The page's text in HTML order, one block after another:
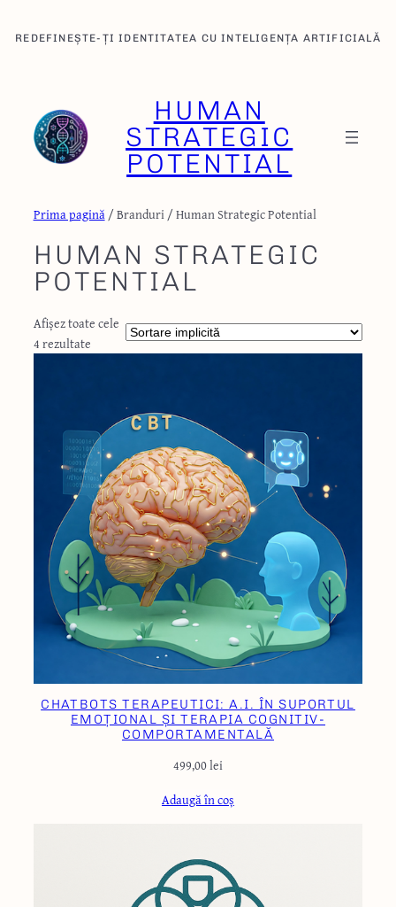
REDEFINEȘTE-ȚI IDENTITATEA CU INTELIGENȚA ARTIFICIALĂ
HUMAN
STRATEGIC
POTENTIAL
Prima pagină/ Branduri / Human Strategic Potential
HUMAN STRATEGIC
POTENTIAL
Afișez toate cele
4 rezultate
CHATBOTS TERAPEUTICI: A.I. ÎN SUPORTUL
EMOȚIONAL ȘI TERAPIA COGNITIV-
COMPORTAMENTALĂ
499,00lei
Adaugă în coș